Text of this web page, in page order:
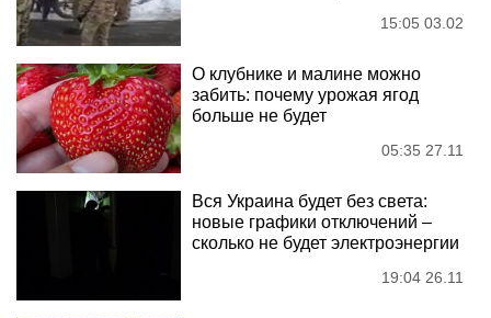
15:05 03.02
О клубнике и малине можно
забить: почему урожая ягод
больше не будет
05:35 27.11
Вся Украина будет без света:
новые графики отключений –
сколько не будет электроэнергии
19:04 26.11